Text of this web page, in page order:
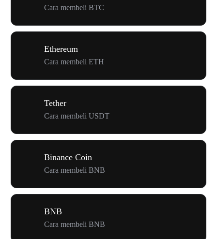
Cara membeli BTC
Ethereum
Cara membeli ETH
Tether
Cara membeli USDT
Binance Coin
Cara membeli BNB
BNB
Cara membeli BNB